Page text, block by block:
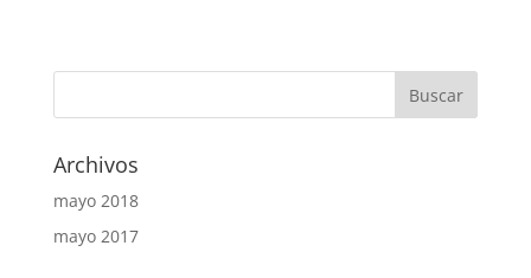
Archivos
mayo 2018
mayo 2017